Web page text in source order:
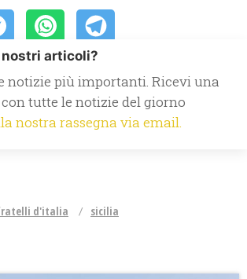
articoli?
notizie più importanti. Ricevi una
con tutte le notizie del giorno
nostra rassegna via email.
d'italia sicilia